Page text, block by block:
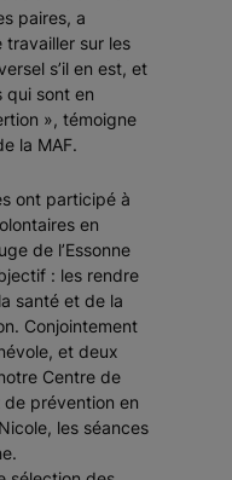
paires, a
travailler sur les
s’il en est, et
qui sont en
», témoigne
la MAF.
ont participé à
en
de l’Essonne
: les rendre
santé et de la
Conjointement
et deux
Centre de
de prévention en
les séances